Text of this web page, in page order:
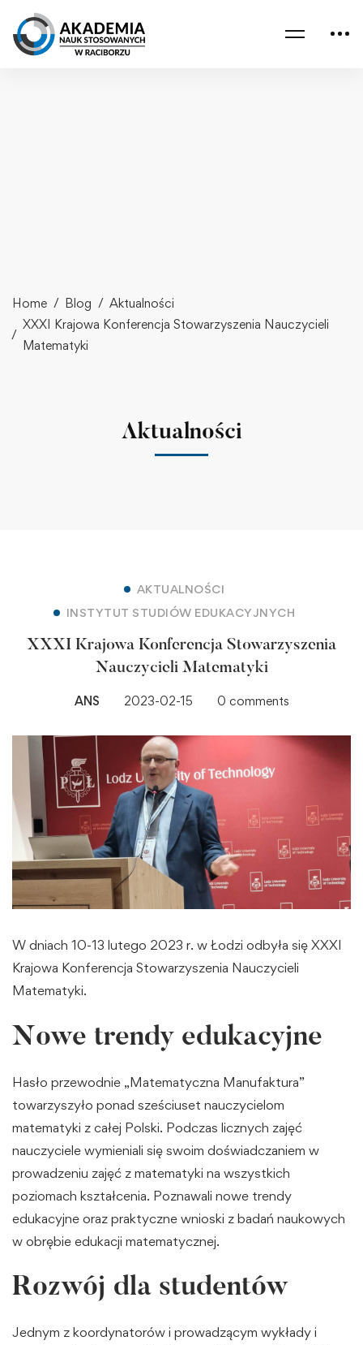
Home Blog
Aktualności
XXXI Krajowa Konferencja Stowarzyszenia Nauczycieli
Matematyki
Aktualności
AKTUALNOŚCI
INSTYTUT STUDIÓW EDUKACYJNYCH
XXXI Krajowa Konferencja Stowarzyszenia
Nauczycieli Matematyki
ANS 2023-02-15 0 comments
W dniach 10-13 lutego 2023 r. w Łodzi odbyła się XXXI
Krajowa Konferencja Stowarzyszenia Nauczycieli
Matematyki.
Nowe trendy edukacyjne
Hasło przewodnie „Matematyczna Manufaktura”
towarzyszyło ponad sześciuset nauczycielom
matematyki z całej Polski. Podczas licznych zajęć
nauczyciele wymieniali się swoim doświadczaniem w
prowadzeniu zajęć z matematyki na wszystkich
poziomach kształcenia. Poznawali nowe trendy
edukacyjne oraz praktyczne wnioski z badań naukowych
w obrębie edukacji matematycznej.
Rozwój dla studentów
Jednym z koordynatorów i prowadzącym wykłady i